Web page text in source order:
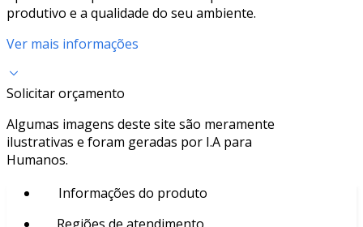
produtivo e a qualidade do seu ambiente.
Ver mais informações
Solicitar orçamento
Algumas imagens deste site são meramente
ilustrativas e foram geradas por I.A para
Humanos.
Informações do produto